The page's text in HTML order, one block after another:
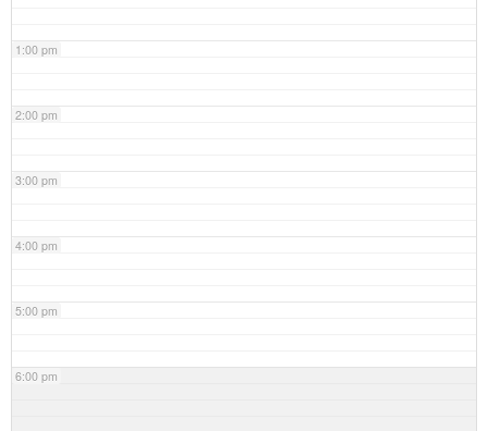
1:00 pm
2:00 pm
3:00 pm
4:00 pm
5:00 pm
6:00 pm